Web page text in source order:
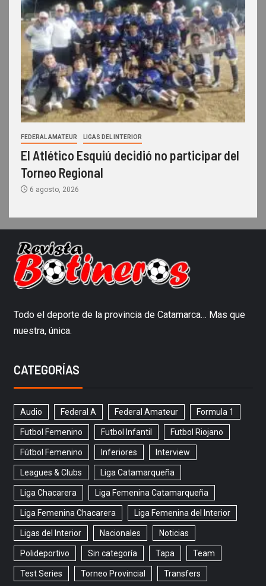
FEDERAL AMATEUR LIGAS DEL INTERIOR
El Atlético Esquiú decidió no participar del
Torneo Regional
6 agosto, 2026
Todo el deporte de la provincia de Catamarca… Mas que
nuestra, única.
CATEGORÍAS
Audio Federal A Federal Amateur Formula 1
Futbol Femenino Futbol Infantil Futbol Riojano
Fútbol Femenino Inferiores Interview
Leagues & Clubs Liga Catamarqueña
Liga Chacarera Liga Femenina Catamarqueña
Liga Femenina Chacarera Liga Femenina del Interior
Ligas del Interior Nacionales Noticias
Polideportivo Sin categoría Tapa Team
Test Series Torneo Provincial Transfers